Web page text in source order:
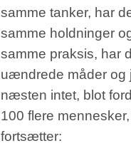
samme tanker, har
samme holdninger
samme praksis, har
uændrede måder og
næsten intet, blot
100 flere
fortsætter: